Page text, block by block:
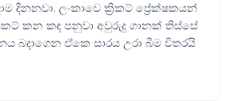
දිනනවා. ලංකාවෙ ක්‍රිකට් ප්‍රේක්ෂකයන්
කන කඳ පනුවා අවුරුදු ගානක් තිස්සේ
බදාගෙන ඒකෙ සාරය උරා බීම විතරයි